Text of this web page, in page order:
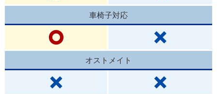
車椅子対応
オストメイト